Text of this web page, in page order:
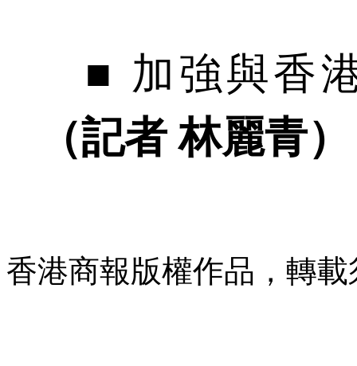
■ 加強與香
（記者 林麗青）
香港商報版權作品，轉